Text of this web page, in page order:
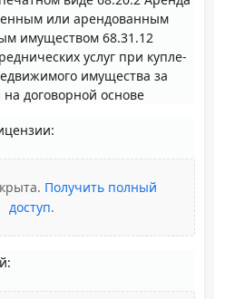
или арендованным
имуществом 68.31.12
услуг при купле-
имущества за
договорной основе
Получить полный
доступ.